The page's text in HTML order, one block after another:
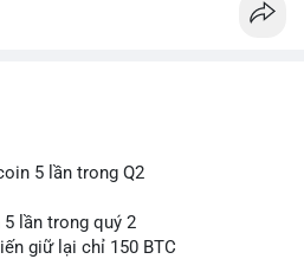
5 lần trong Q2
lần trong quý 2
giữ lại chỉ 150 BTC